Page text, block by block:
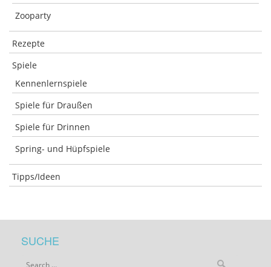
Zooparty
Rezepte
Spiele
Kennenlernspiele
Spiele für Draußen
Spiele für Drinnen
Spring- und Hüpfspiele
Tipps/Ideen
SUCHE